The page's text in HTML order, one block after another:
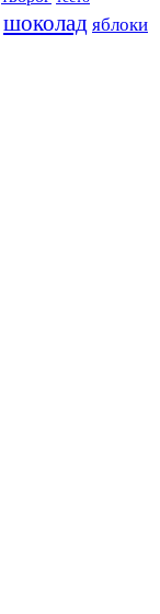
шоколад яблоки